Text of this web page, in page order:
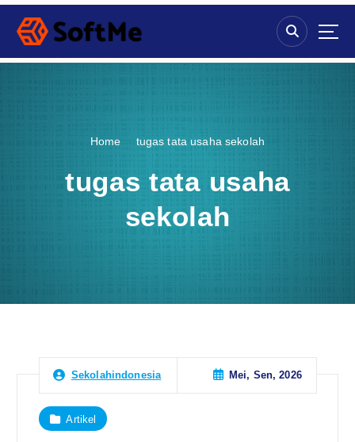
S
p
Home tugas tata usaha sekolah
tugas tata usaha
sekolah
Sekolahindonesia Mei, Sen, 2026
Artikel